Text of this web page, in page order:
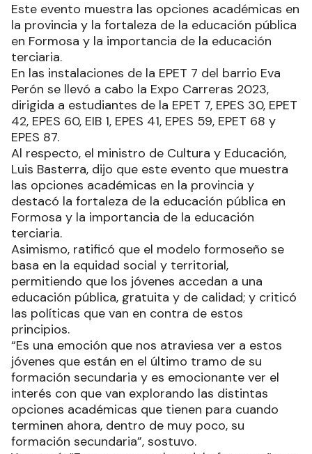
Este evento muestra las opciones académicas en
la provincia y la fortaleza de la educación pública
en Formosa y la importancia de la educación
terciaria.
En las instalaciones de la EPET 7 del barrio Eva
Perón se llevó a cabo la Expo Carreras 2023,
dirigida a estudiantes de la EPET 7, EPES 30, EPET
42, EPES 60, EIB 1, EPES 41, EPES 59, EPET 68 y
EPES 87.
Al respecto, el ministro de Cultura y Educación,
Luis Basterra, dijo que este evento que muestra
las opciones académicas en la provincia y
destacó la fortaleza de la educación pública en
Formosa y la importancia de la educación
terciaria.
Asimismo, ratificó que el modelo formoseño se
basa en la equidad social y territorial,
permitiendo que los jóvenes accedan a una
educación pública, gratuita y de calidad; y criticó
las políticas que van en contra de estos
principios.
“Es una emoción que nos atraviesa ver a estos
jóvenes que están en el último tramo de su
formación secundaria y es emocionante ver el
interés con que van explorando las distintas
opciones académicas que tienen para cuando
terminen ahora, dentro de muy poco, su
formación secundaria”, sostuvo.